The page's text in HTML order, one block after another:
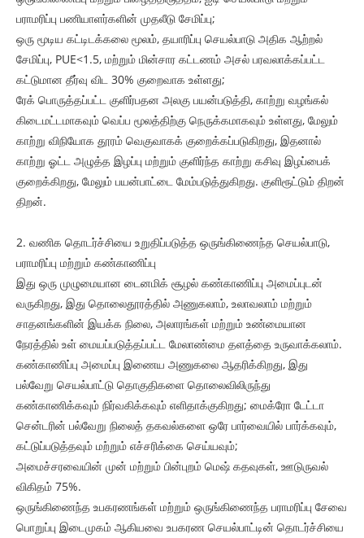
பராமரிப்பு பணியாளர்களின் முதலீடு சேமிப்பு;
ஒரு மூடிய கட்டிடக்கலை மூலம், தயாரிப்பு செயல்பாடு அதிக ஆற்றல்
சேமிப்பு, PUE<1.5, மற்றும் மின்சார கட்டணம் அசல் பரவலாக்கப்பட்ட
கட்டுமான தீர்வு விட 30% குறைவாக உள்ளது;
ரேக் பொருத்தப்பட்ட குளிர்பதன அலகு பயன்படுத்தி, காற்று வழங்கல்
கிடைமட்டமாகவும் வெப்ப மூலத்திற்கு நெருக்கமாகவும் உள்ளது, மேலும்
காற்று விநியோக தூரம் வெகுவாகக் குறைக்கப்படுகிறது, இதனால்
காற்று ஓட்ட அழுத்த இழப்பு மற்றும் குளிர்ந்த காற்று கசிவு இழப்பைக்
குறைக்கிறது, மேலும் பயன்பாட்டை மேம்படுத்துகிறது. குளிரூட்டும் திறன்
திறன்.
2. வணிக தொடர்ச்சியை உறுதிப்படுத்த ஒருங்கிணைந்த செயல்பாடு,
பராமரிப்பு மற்றும் கண்காணிப்பு
இது ஒரு முழுமையான டைனமிக் சூழல் கண்காணிப்பு அமைப்புடன்
வருகிறது, இது தொலைதூரத்தில் அணுகலாம், உலாவலாம் மற்றும்
சாதனங்களின் இயக்க நிலை, அலாரங்கள் மற்றும் உண்மையான
நேரத்தில் உள் மையப்படுத்தப்பட்ட மேலாண்மை தளத்தை உருவாக்கலாம்.
கண்காணிப்பு அமைப்பு இணைய அணுகலை ஆதரிக்கிறது, இது
பல்வேறு செயல்பாட்டு தொகுதிகளை தொலைவிலிருந்து
கண்காணிக்கவும் நிர்வகிக்கவும் எளிதாக்குகிறது; மைக்ரோ டேட்டா
சென்டரின் பல்வேறு நிலைத் தகவல்களை ஒரே பார்வையில் பார்க்கவும்,
கட்டுப்படுத்தவும் மற்றும் எச்சரிக்கை செய்யவும்;
அமைச்சரவையின் முன் மற்றும் பின்புறம் மெஷ் கதவுகள், ஊடுருவல்
விகிதம் 75%.
ஒருங்கிணைந்த உபகரணங்கள் மற்றும் ஒருங்கிணைந்த பராமரிப்பு சேவை
பொறுப்பு இடைமுகம் ஆகியவை உபகரண செயல்பாட்டின் தொடர்ச்சியை